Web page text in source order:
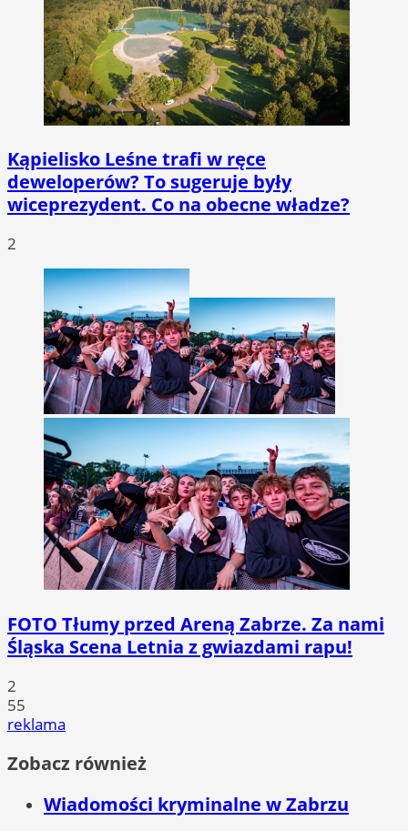
Kąpielisko Leśne trafi w ręce
deweloperów? To sugeruje były
wiceprezydent. Co na obecne władze?
2
FOTO Tłumy przed Areną Zabrze. Za nami
Śląska Scena Letnia z gwiazdami rapu!
2
55
reklama
Zobacz również
Wiadomości kryminalne w Zabrzu